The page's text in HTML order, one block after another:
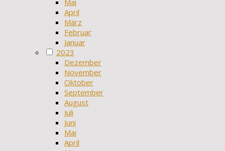
Mai
April
März
Februar
Januar
2023
Dezember
November
Oktober
September
August
Juli
Juni
Mai
April